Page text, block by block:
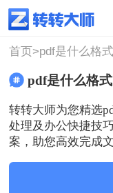
使用技巧
首页>pdf是什么格式
pdf是什么格式
转转大师为您精选
处理及办公快捷技
案，助您高效完成